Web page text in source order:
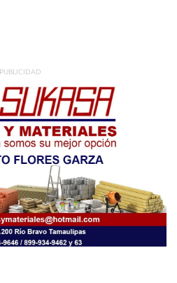
PUBLICIDAD